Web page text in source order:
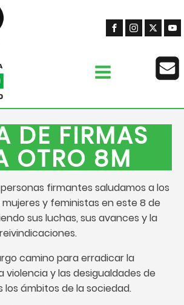
DE FIRMAS
OTRO 8M
firmantes saludamos a los
y feministas en este 8 de
sus luchas, sus avances y la
camino para erradicar la
violencia y las desigualdades de
ámbitos de la sociedad.